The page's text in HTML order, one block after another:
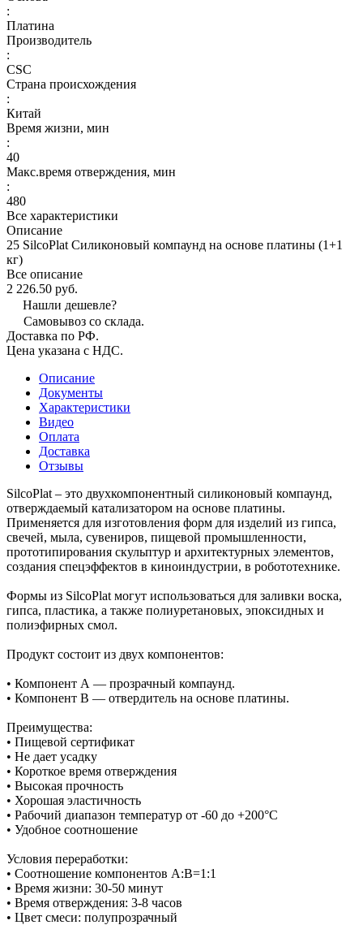
:
Платина
Производитель
:
CSC
Страна происхождения
:
Китай
Время жизни, мин
:
40
Макс.время отверждения, мин
:
480
Все характеристики
Описание
25 SilcoPlat Силиконовый компаунд на основе платины (1+1
кг)
Все описание
2 226.50 руб.
Нашли дешевле?
Самовывоз со склада.
Доставка по РФ.
Цена указана с НДС.
Описание
Документы
Характеристики
Видео
Оплата
Доставка
Отзывы
SilcoPlat – это двухкомпонентный силиконовый компаунд,
отверждаемый катализатором на основе платины.
Применяется для изготовления форм для изделий из гипса,
свечей, мыла, сувениров, пищевой промышленности,
прототипирования скульптур и архитектурных элементов,
создания спецэффектов в киноиндустрии, в робототехнике.
Формы из SilcoPlat могут использоваться для заливки воска,
гипса, пластика, а также полиуретановых, эпоксидных и
полиэфирных смол.
Продукт состоит из двух компонентов:
• Компонент А — прозрачный компаунд.
• Компонент В — отвердитель на основе платины.
Преимущества:
• Пищевой сертификат
• Не дает усадку
• Короткое время отверждения
• Высокая прочность
• Хорошая эластичность
• Рабочий диапазон температур от -60 до +200°С
• Удобное соотношение
Условия переработки:
• Соотношение компонентов А:В=1:1
• Время жизни: 30-50 минут
• Время отверждения: 3-8 часов
• Цвет смеси: полупрозрачный